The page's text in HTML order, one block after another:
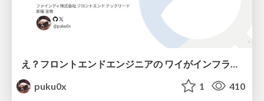
puku0x
1 410